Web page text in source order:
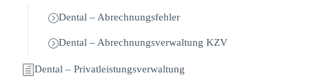
Dental – Abrechnungsfehler
Dental – Abrechnungsverwaltung KZV
Dental – Privatleistungsverwaltung